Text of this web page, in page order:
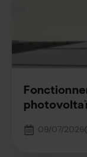
09/07/2026